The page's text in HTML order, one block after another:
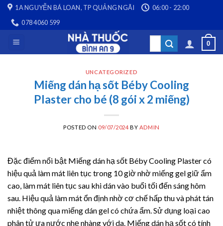
Skip
content
1A NGUYỄN BÁ LOAN, TP QUẢNG NGÃI
06:00 - 22:00
078 4060 599
Search
0
UNCATEGORIZED
Miếng dán hạ sốt Béby Cooling
Plaster cho bé (8 gói x 2 miếng)
POSTED ON 09/07/2024 BY ADMIN
Đặc điểm nổi bật Miếng dán hạ sốt Béby Cooling Plaster có
hiệu quả làm mát liên tục trong 10 giờ nhờ miếng gel giữ ẩm
cao, làm mát liên tục sau khi dán vào buổi tối đến sáng hôm
sau. Hiệu quả làm mát ổn định nhờ cơ chế hấp thu và phát tán
nhiệt thông qua miếng dán gel có chứa ẩm. Sử dụng loại cao
phân tử ưa nước nhẹ nhàng với da. Miếng dán hạ sốt có tính